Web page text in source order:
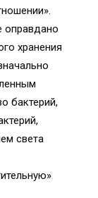
оправдано
хранения
бактерий,
света